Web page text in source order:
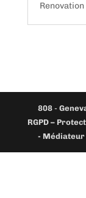
Renovation
808 -
RGPD –
- Médiateur